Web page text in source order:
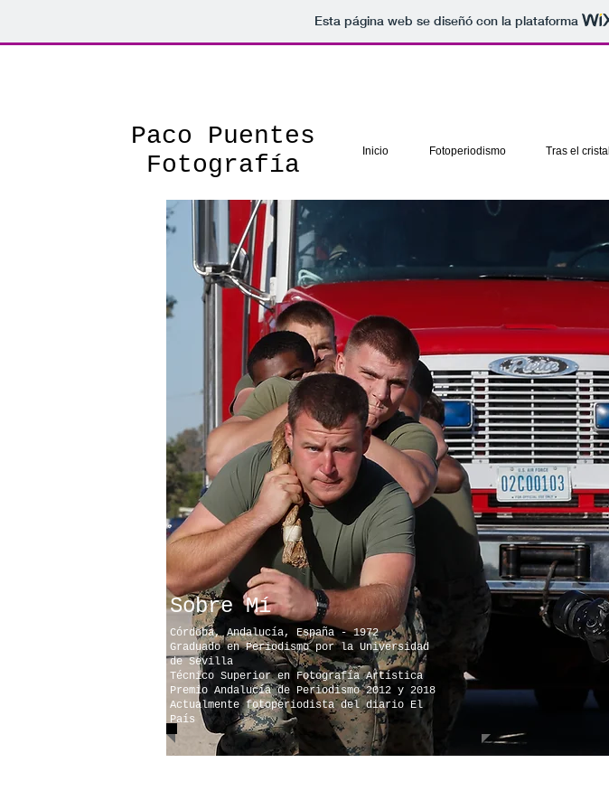
Esta página web se diseñó con la plataforma
Paco Puentes
Fotografía
Inicio Fotoperiodismo Tras el cristal
Sobre Mí
Córdoba, Andalucía, España - 1972
Graduado en Periodismopor la Universidad
de Sevilla
Técnico Superior en Fotografía Artística
Premio Andalucía de Periodismo 2012 y 2018
Actualmente fotoperiodista del diario El
País